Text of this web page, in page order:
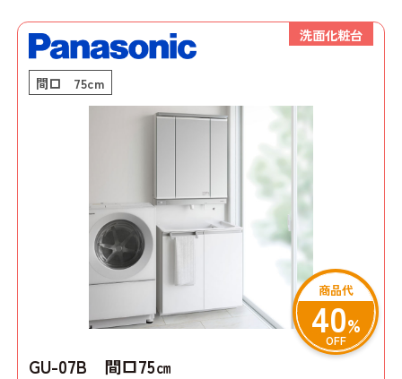
洗面化粧台
間口 75cm
GU-07B 間口75㎝
商品代
40%
OFF